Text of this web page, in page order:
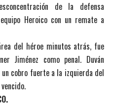
de la defensa
Heroico con un remate a
del héroe minutos atrás, fue
Jiménez como penal. Duván
cobro fuerte a la izquierda del